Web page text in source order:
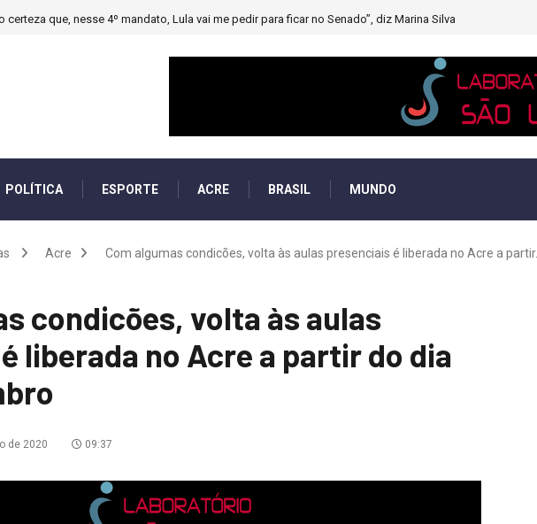
certeza que, nesse 4º mandato, Lula vai me pedir para ficar no Senado”, diz Marina Silva
POLÍTICA ESPORTE ACRE BRASIL MUNDO
Acre Com algumas condicões, volta às aulas presenciais é liberada no Acre a partir...
condicões, volta às aulas
liberada no Acre a partir do dia
de 2020 09:37